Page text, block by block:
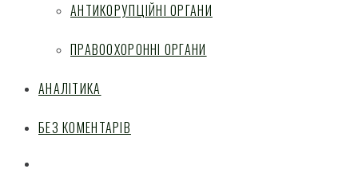
АНТИКОРУПЦІЙНІ ОРГАНИ
ПРАВООХОРОННІ ОРГАНИ
АНАЛІТИКА
БЕЗ КОМЕНТАРІВ